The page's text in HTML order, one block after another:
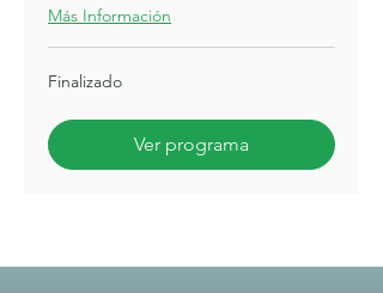
Más Información
Finalizado
Ver programa